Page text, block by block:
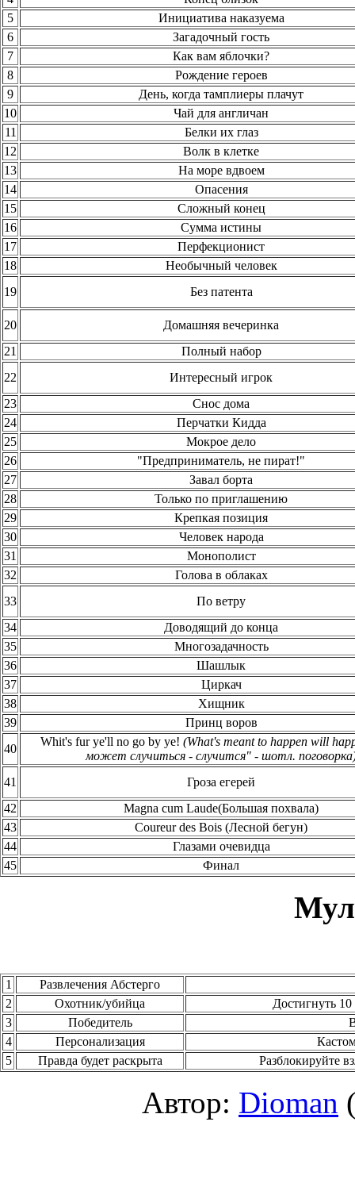
5
Инициатива наказуема
6
Загадочный гость
7
Как вам яблочки?
8
Рождение героев
9
День, когда тамплиеры плачут
10
Чай для англичан
11
Белки их глаз
12
Волк в клетке
13
На море вдвоем
14
Опасения
15
Сложный конец
16
Сумма истины
17
Перфекционист
18
Необычный человек
19
Без патента
20
Домашняя вечеринка
21
Полный набор
22
Интересный игрок
23
Снос дома
24
Перчатки Кидда
25
Мокрое дело
26
"Предприниматель, не пират!"
27
Завал борта
28
Только по приглашению
29
Крепкая позиция
30
Человек народа
31
Монополист
32
Голова в облаках
33
По ветру
34
Доводящий до конца
35
Многозадачность
36
Шашлык
37
Циркач
38
Хищник
39
Принц воров
40
Whit's fur ye'll no go by ye! (What's meant to happen will
может случиться - случится" - шотл.
41
Гроза егерей
42
Magna cum Laude(Большая похвала)
43
Coureur des Bois (Лесной бегун)
44
Глазами очевидца
45
Финал
1
Развлечения Абстерго
2
Охотник/убийца
Достигнуть
3
Победитель
4
Персонализация
5
Правда будет раскрыта Разблокируйте
Автор: Dioman